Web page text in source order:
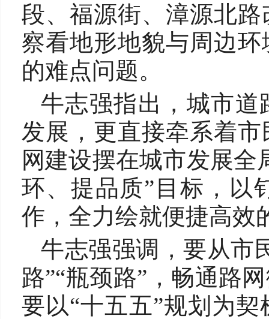
段、福源街、漳源北
察看地形地貌与周边
的难点问题。
牛志强指出，城市道
发展，更直接牵系着
网建设摆在城市发展全
环、提品质”目标，以
作，全力绘就便捷高效
牛志强强调，要从市
路”“瓶颈路”，畅通路
要以“十五五”规划为